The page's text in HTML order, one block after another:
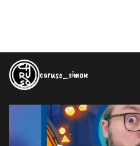
caruso_simon